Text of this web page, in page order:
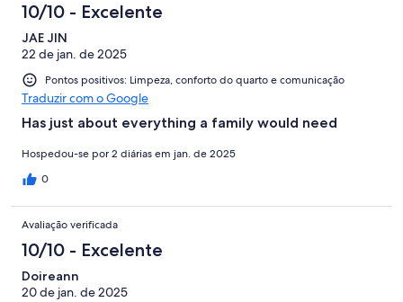
10/10 - Excelente
JAE JIN
22 de jan. de 2025
Pontos positivos: Limpeza, conforto do quarto e comunicação
Traduzir com o Google
Has just about everything a family would need
Hospedou-se por 2 diárias em jan. de 2025
0
Avaliação verificada
10/10 - Excelente
Doireann
20 de jan. de 2025